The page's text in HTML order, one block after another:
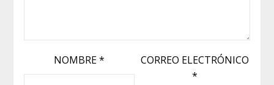
NOMBRE*
CORREO ELECTRÓNICO
*